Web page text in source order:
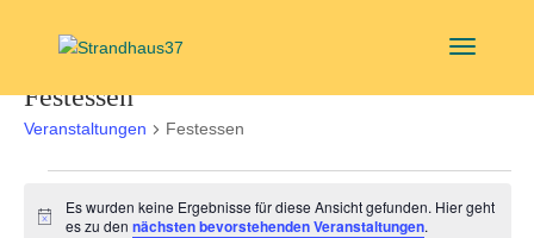
Festessen
Veranstaltungen Festessen
Hinweis
Es wurden keine Ergebnisse für diese Ansicht gefunden. Hier geht
es zu dennächsten bevorstehenden Veranstaltungen.